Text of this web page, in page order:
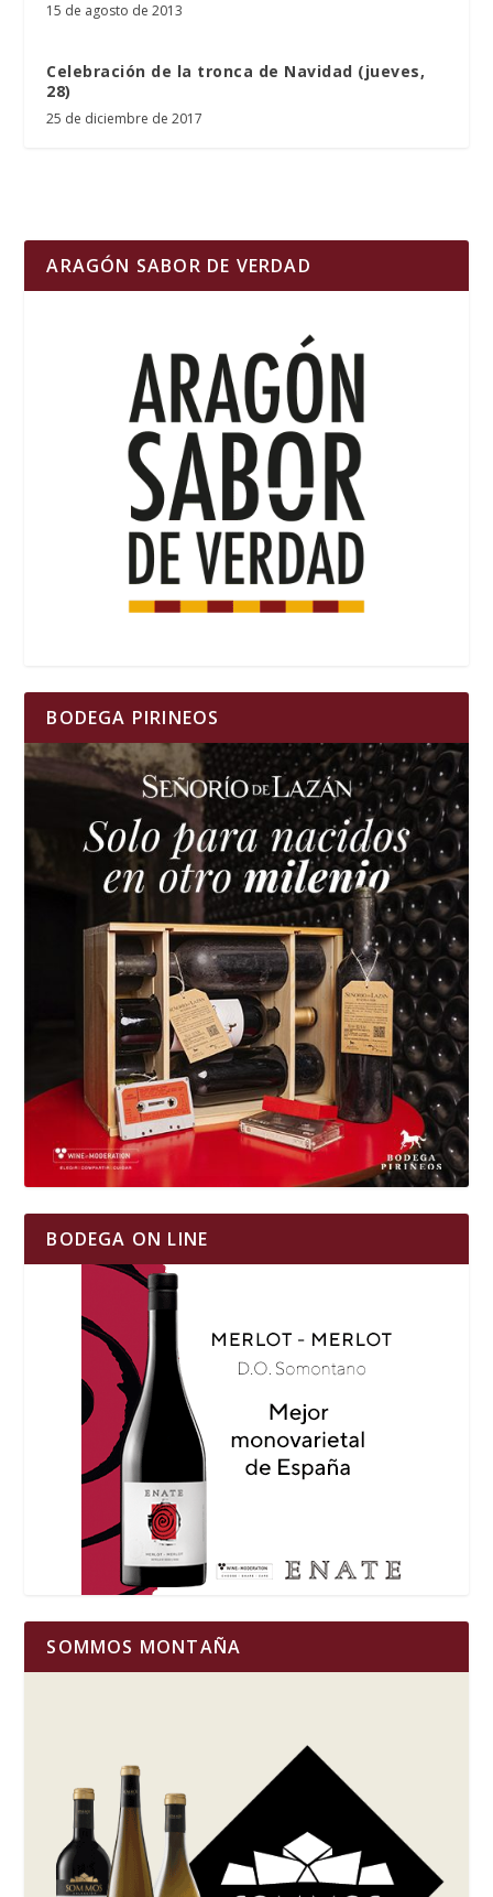
15 de agosto de 2013
Celebración de la tronca de Navidad (jueves,
28)
25 de diciembre de 2017
ARAGÓN SABOR DE VERDAD
BODEGA PIRINEOS
BODEGA ON LINE
SOMMOS MONTAÑA